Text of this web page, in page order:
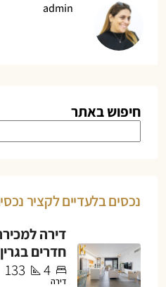
admin
חיפוש באתר
נכסים בלעדיים לקציר
חדרים
4
133
דירה